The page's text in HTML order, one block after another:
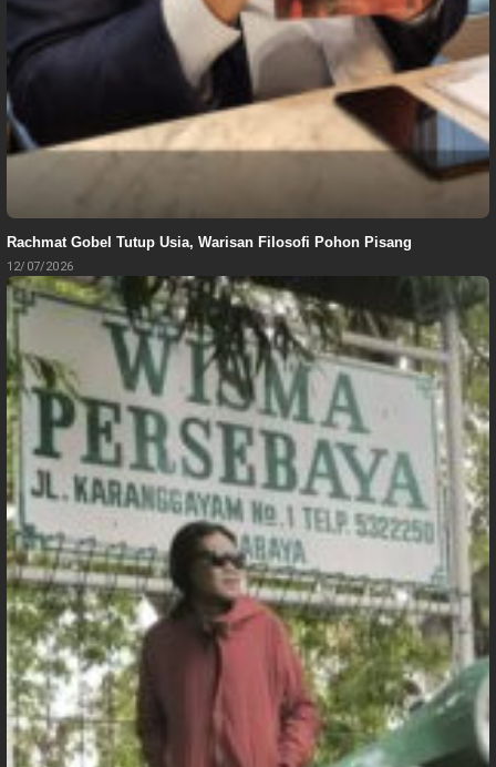
Rachmat Gobel Tutup Usia, Warisan Filosofi Pohon Pisang
12/07/2026